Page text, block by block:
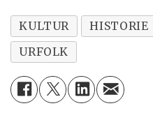
KULTUR HISTORIE
URFOLK